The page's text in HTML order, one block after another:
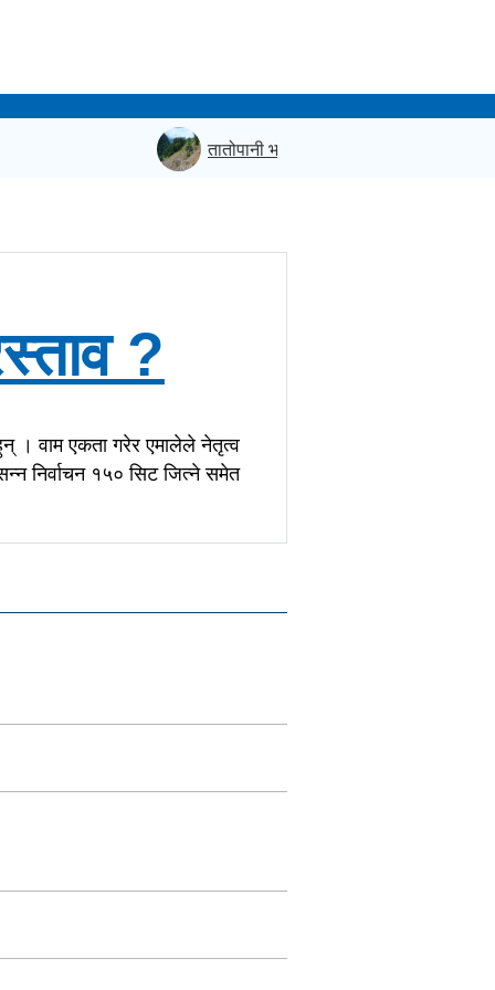
तातोपानी भन्सार क्षेत्रमा सुख्खा पहिरो, सशस्त्र
?
। वाम एकता गरेर एमालेले नेतृत्व
निर्वाचन १५० सिट जित्ने समेत